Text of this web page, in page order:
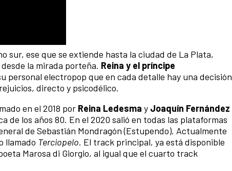
sur, ese que se extiende hasta la ciudad de La Plata,
la mirada porteña. Reina y el príncipe
personal electropop que en cada detalle hay una decisión
directo y psicodélico.
en el 2018 por Reina Ledesma y Joaquín Fernández
de los años 80. En el 2020 salió en todas las plataformas
de Sebastián Mondragón (Estupendo). Actualmente
llamado Terciopelo. El track principal, ya está disponible
Marosa di Giorgio, al igual que el cuarto track